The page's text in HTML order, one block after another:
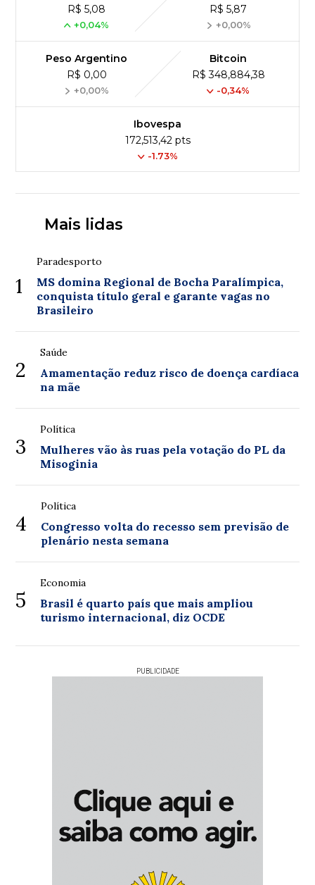
R$ 5,08
+0,04%
R$ 5,87
+0,00%
Peso Argentino
R$ 0,00
+0,00%
Bitcoin
R$ 348,884,38
-0,34%
Ibovespa
172,513,42 pts
-1.73%
Mais lidas
1
Paradesporto
MS domina Regional de Bocha Paralímpica,
conquista título geral e garante vagas no
Brasileiro
2
Saúde
Amamentação reduz risco de doença cardíaca
na mãe
3
Política
Mulheres vão às ruas pela votação do PL da
Misoginia
4
Política
Congresso volta do recesso sem previsão de
plenário nesta semana
5
Economia
Brasil é quarto país que mais ampliou
turismo internacional, diz OCDE
PUBLICIDADE